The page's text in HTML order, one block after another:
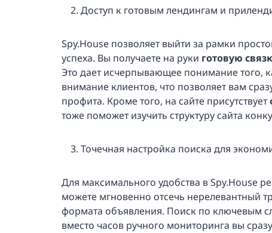
Доступ к готовым лендингам и
Spy.House позволяет выйти за рамки
успеха. Вы получаете на руки готовую
Это дает исчерпывающее понимание того,
внимание клиентов, что позволяет вам
профита. Кроме того, на сайте присутствует
тоже поможет изучить структуру сайта
Точечная настройка поиска для
Для максимального удобства в Spy.House
можете мгновенно отсечь нерелевантный
формата объявления. Поиск по ключевым
вместо часов ручного мониторинга вы